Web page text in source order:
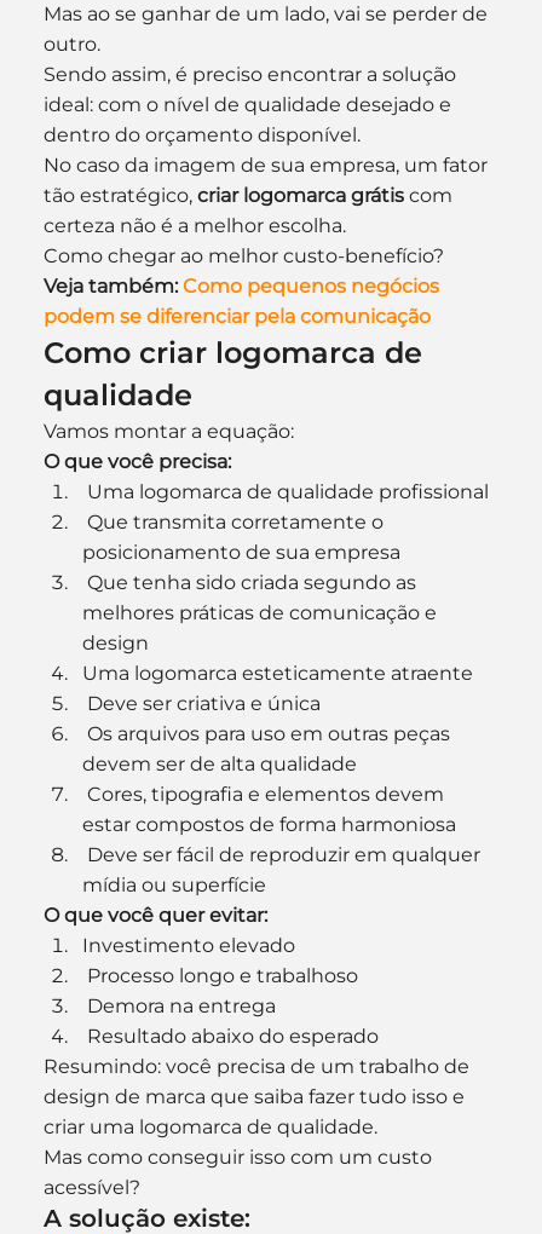
Mas ao se ganhar de um lado, vai se perder de
outro.
Sendo assim, é preciso encontrar a solução
ideal: com o nível de qualidade desejado e
dentro do orçamento disponível.
No caso da imagem de sua empresa, um fator
tão estratégico, criar logomarca grátis com
certeza não é a melhor escolha.
Como chegar ao melhor custo-benefício?
Veja também: Como pequenos negócios
podem se diferenciar pela comunicação
Como criar logomarca de
qualidade
Vamos montar a equação:
O que você precisa:
Uma logomarca de qualidade profissional
Que transmita corretamente o
posicionamento de sua empresa
Que tenha sido criada segundo as
melhores práticas de comunicação e
design
Uma logomarca esteticamente atraente
Deve ser criativa e única
Os arquivos para uso em outras peças
devem ser de alta qualidade
Cores, tipografia e elementos devem
estar compostos de forma harmoniosa
Deve ser fácil de reproduzir em qualquer
mídia ou superfície
O que você quer evitar:
Investimento elevado
Processo longo e trabalhoso
Demora na entrega
Resultado abaixo do esperado
Resumindo: você precisa de um trabalho de
design de marca que saiba fazer tudo isso e
criar uma logomarca de qualidade.
Mas como conseguir isso com um custo
acessível?
A solução existe: